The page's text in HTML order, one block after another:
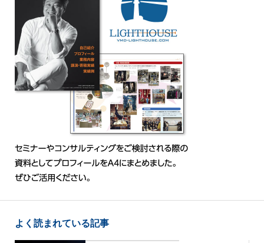
よく読まれている記事